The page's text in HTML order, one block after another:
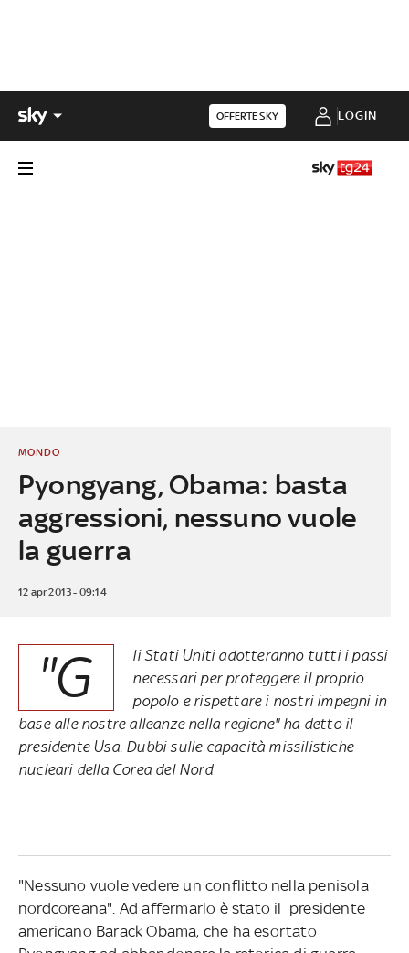
OFFERTE SKY LOGIN
Pyongyang, Obama: basta
aggressioni, nessuno vuole
la guerra
MONDO
12 apr 2013 - 09:14
"G
li Stati Uniti adotteranno tutti i passi
necessari per proteggere il proprio
popolo e rispettare i nostri impegni in
base alle nostre alleanze nella regione" ha detto il
presidente Usa. Dubbi sulle capacità missilistiche
nucleari della Corea del Nord
"Nessuno vuole vedere un conflitto nella penisola
nordcoreana". Ad affermarlo è stato il presidente
americano Barack Obama, che ha esortato